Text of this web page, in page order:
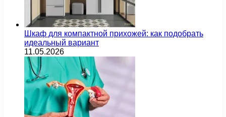
Шкаф для компактной прихожей: как подобрать
идеальный вариант
11.05.2026